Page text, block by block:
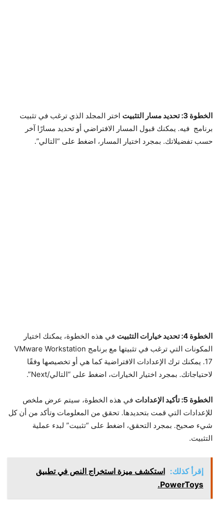
الخطوة 3: تحديد مسار التثبيت
اختر المجلد الذي ترغب في تثبيت
برنامج فيه. يمكنك قبول المسار الافتراضي أو تحديد مسارًا آخر
حسب تفضيلاتك. بمجرد اختيار المسار، اضغط على “التالي”.
الخطوة 4: تحديد خيارات التثبيت
في هذه الخطوة، يمكنك اختيار
المكونات التي ترغب في تثبيتها مع برنامج VMware Workstation
17. يمكنك ترك الإعدادات الافتراضية كما هي أو تخصيصها وفقًا
لاحتياجاتك. بمجرد اختيار الخيارات، اضغط على “التالي/Next”.
الخطوة 5: تأكيد الإعدادات
في هذه الخطوة، سيتم عرض ملخص
للإعدادات التي قمت بتحديدها. تحقق من المعلومات وتأكد من أن كل
شيء صحيح. بمجرد التحقق، اضغط على “تثبيت” لبدء عملية
التثبيت.
إقرأ كذلك: استكشف ميزة استخراج النص في تطبيق
PowerToys.